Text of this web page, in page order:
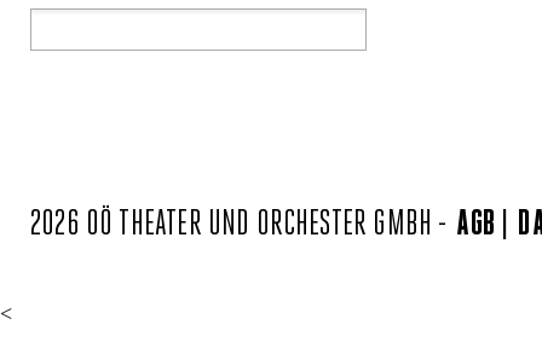
2026 OÖ THEATER UND ORCHESTER GMBH - AGB
<